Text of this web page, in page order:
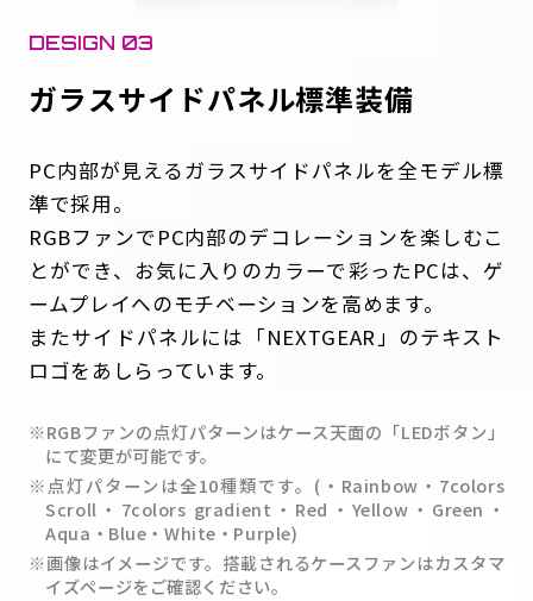
DESIGN 03
ガラスサイドパネル標準装備
PC内部が見えるガラスサイドパネルを全モデル標
準で採用。
RGBファンでPC内部のデコレーションを楽しむこ
とができ、お気に入りのカラーで彩ったPCは、ゲ
ームプレイへのモチベーションを高めます。
またサイドパネルには「NEXTGEAR」のテキスト
ロゴをあしらっています。
※RGBファンの点灯パターンはケース天面の「LEDボタン」
にて変更が可能です。
※点灯パターンは全10種類です。(・Rainbow・7colors
Scroll・7colors gradient・Red・Yellow・Green・
Aqua・Blue・White・Purple)
※画像はイメージです。搭載されるケースファンはカスタマ
イズページをご確認ください。